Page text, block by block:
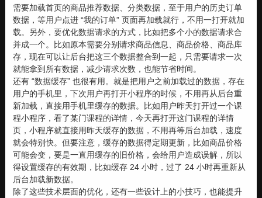
需要加载首页的商品推荐数据、分类数据，至于用户的历史订单
数据，等用户点进 “我的订单” 页面再加载就行，不用一打开就加
载。另外，要优化数据请求的方式，比如把多个小的数据请求合
并成一个。比如原本需要分别请求商品信息、商品价格、商品库
存，现在可以让后台把这三个数据整合到一起，只需要请求一次
就能拿到所有数据，减少请求次数，也能节省时间。
还有 “数据缓存” 也很有用。就是把用户之前加载过的数据，存在
用户的手机里，下次用户再打开小程序的时候，不用再从后台重
新加载，直接用手机里缓存的数据。比如用户昨天打开过一个课
程小程序，看了某门课程的详情，今天再打开这门课程的详情
页，小程序就直接用昨天缓存的数据，不用再等后台加载，速度
就会特别快。但要注意，缓存的数据得定期更新，比如商品价格
可能会变，要是一直用缓存的旧价格，会给用户造成误解，所以
得设置缓存的有效期，比如缓存 24 小时，过了 24 小时再重新从
后台加载新数据。
除了这些技术层面的优化，还有一些设计上的小技巧，也能提升